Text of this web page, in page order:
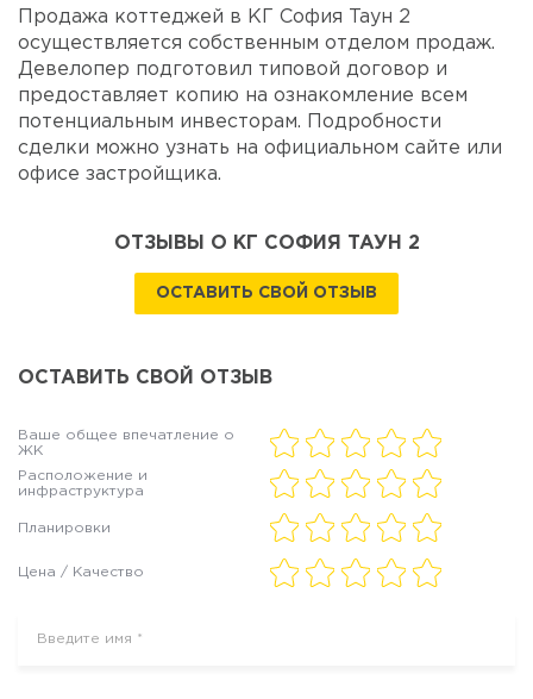
Продажа коттеджей в КГ София Таун 2
осуществляется собственным отделом продаж.
Девелопер подготовил типовой договор и
предоставляет копию на ознакомление всем
потенциальным инвесторам. Подробности
сделки можно узнать на официальном сайте или
офисе застройщика.
ОТЗЫВЫ О КГ СОФИЯ ТАУН 2
ОСТАВИТЬ СВОЙ ОТЗЫВ
ОСТАВИТЬ СВОЙ ОТЗЫВ
Ваше общее впечатление о
ЖК
Расположение и
инфраструктура
Планировки
Цена / Качество